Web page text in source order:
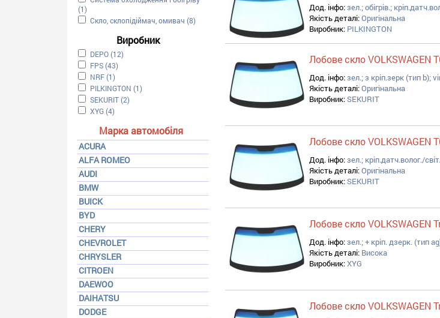
(1) Apply Система охолодження і обігріву filter
Apply Скло, склопідіймач, омивач filter
Скло, склопідіймач, омивач (8)Apply Скло, склопідіймач, омивач filter
Виробник
Apply DEPO filter
DEPO (12)Apply DEPO filter
Apply FPS filter
FPS (43)Apply FPS filter
Apply NRF filter
NRF (1)Apply NRF filter
Apply PILKINGTON filter
PILKINGTON (1)Apply PILKINGTON filter
Apply SEKURIT filter
SEKURIT (2)Apply SEKURIT filter
Apply XYG filter
XYG (4)Apply XYG filter
Марка автомобіля
ACURA
ALFA ROMEO
AUDI
BMW
BUICK
BYD
CHERY
CHEVROLET
CHRYSLER
CITROEN
DAEWOO
DAIHATSU
DODGE
Дод. інфо:зел.; обігрів.;
Якість деталі:Оригінальна
Виробник: PILKINGTON
Лобове скло VOLKSWAGEN
Дод. інфо:зел.; з кріп.зерк (тип b);
Якість деталі:Оригінальна
Виробник:SEKURIT
Лобове скло VOLKSWAGEN
Дод. інфо:зел.; кріп.датч.волог./
Якість деталі:Оригінальна
Виробник:SEKURIT
Лобове скло VOLKSWAGEN
Дод. інфо:зел.; + кріп. дзерк. (тип
Якість деталі: Висока
Виробник:XYG
Лобове скло VOLKSWAGEN